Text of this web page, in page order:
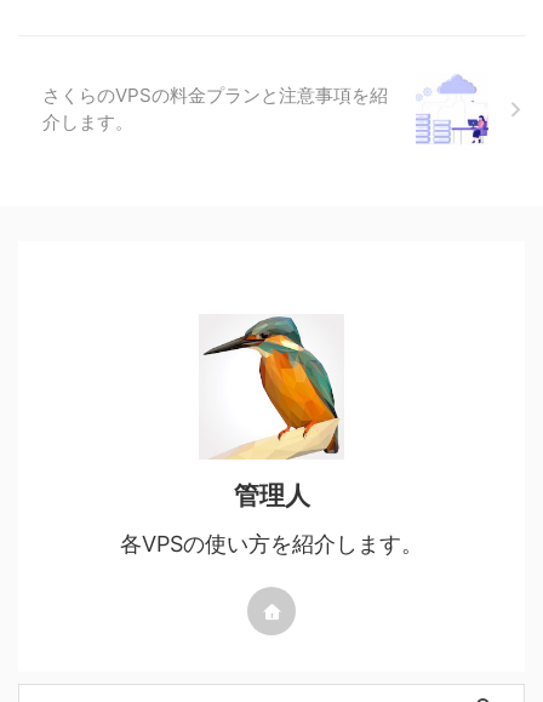
さくらのVPSの料金プランと注意事項を紹
介します。
管理人
各VPSの使い方を紹介します。